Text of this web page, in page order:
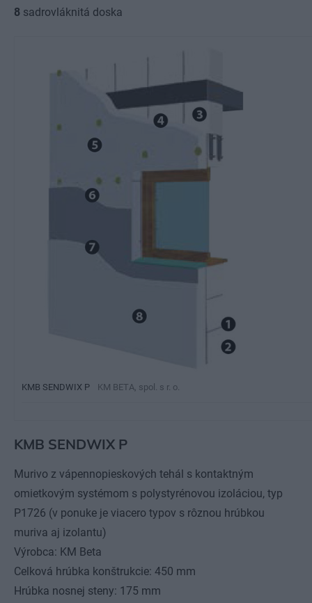
8 sadrovláknitá doska
KMB SENDWIX P KM BETA, spol. s r. o.
KMB SENDWIX P
Murivo z vápennopieskových tehál s kontaktným
omietkovým systémom s polystyrénovou izoláciou, typ
P1726 (v ponuke je viacero typov s rôznou hrúbkou
muriva aj izolantu)
Výrobca: KM Beta
Celková hrúbka konštrukcie: 450 mm
Hrúbka nosnej steny: 175 mm